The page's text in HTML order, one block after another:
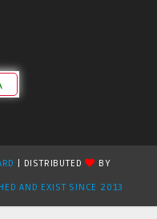
| DISTRIBUTED
BY
AND EXIST SINCE 2013